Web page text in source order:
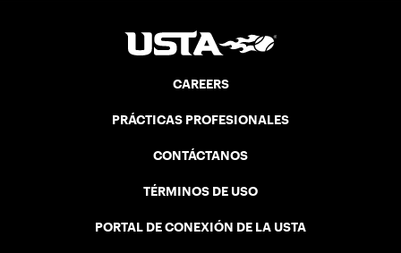
CAREERS
PRÁCTICAS PROFESIONALES
CONTÁCTANOS
TÉRMINOS DE USO
PORTAL DE CONEXIÓN DE LA USTA